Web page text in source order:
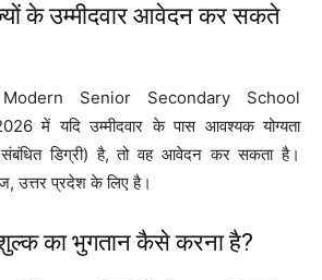
के उम्मीदवार आवेदन कर सकते
Senior Secondary School
में यदि उम्मीदवार के पास आवश्यक योग्यता
डिग्री) है, तो वह आवेदन कर सकता है।
उत्तर प्रदेश के लिए है।
का भुगतान कैसे करना है?